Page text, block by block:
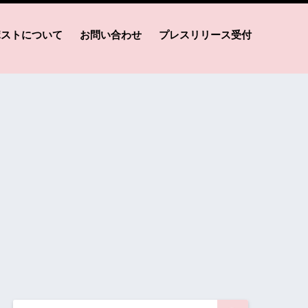
トについて お問い合わせ プレスリリース受付